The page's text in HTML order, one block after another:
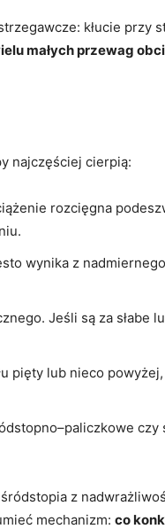
kłucie przy
małych przewag
najczęściej cierpią:
rozcięgna
wynika z
Jeśli są za słabe
pięty lub nieco
czy
z
mechanizm: co